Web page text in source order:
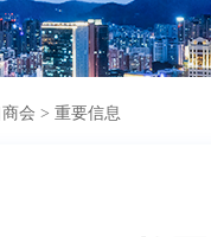
会 > 重要信息